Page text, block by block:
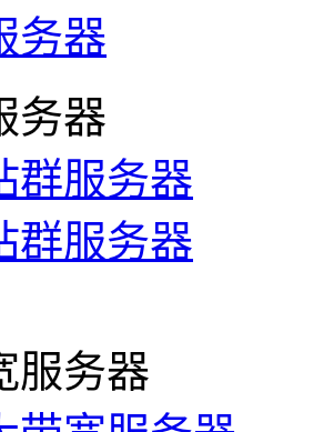
务器
务器
群服务器
群服务器
服务器